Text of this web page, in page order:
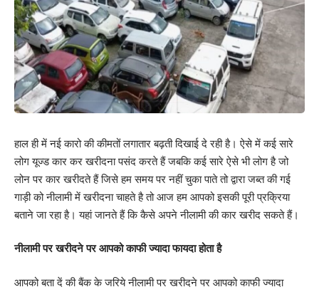
हाल ही में नई कारो की कीमतों लगातार बढ़ती दिखाई दे रही है। ऐसे में कई सारे
लोग यूज्ड कार कर खरीदना पसंद करते हैं जबकि कई सारे ऐसे भी लोग है जो
लोन पर कार खरीदते हैं जिसे हम समय पर नहीं चुका पाते तो द्वारा जब्त की गई
गाड़ी को नीलामी में खरीदना चाहते है तो आज हम आपको इसकी पूरी प्रक्रिया
बताने जा रहा है। यहां जानते हैं कि कैसे अपने नीलामी की कार खरीद सकते हैं।
नीलामी पर खरीदने पर आपको काफी ज्यादा फायदा होता है
आपको बता दें की बैंक के जरिये नीलामी पर खरीदने पर आपको काफी ज्यादा